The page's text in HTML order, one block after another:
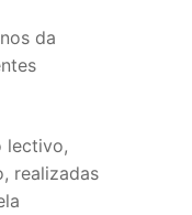
da
lectivo,
realizadas